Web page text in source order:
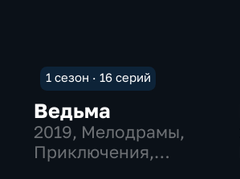
1 сезон · 16 серий
Ведьма
2019, Мелодрамы,
Приключения,